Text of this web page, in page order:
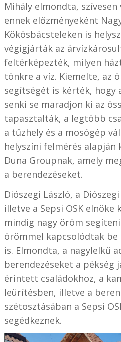
Mihály elmondta,
ennek előzményeként
Kökösbácsteleken is
végigjárták az
feltérképezték, milyen
tönkre a víz. Kiemelte, az
segítségét is kérték, hogy
senki se maradjon ki az
tapasztalták, a legtöbb
a tűzhely és a mosógép
helyszíni felmérés
Duna Groupnak, amely
a berendezéseket.
Diószegi László, a
illetve a Sepsi OSK
mindig nagy öröm
örömmel kapcsolódtak
is. Elmondta, a nagylelkű
berendezéseket a pékség
érintett családokhoz, a
leürítésben, illetve a
szétosztásában a Sepsi
segédkeznek.